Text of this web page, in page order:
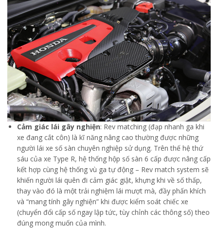
Cảm giác lái gây nghiện: Rev matching (đạp nhanh ga khi
xe đang cắt côn) là kĩ năng nâng cao thường được những
người lái xe số sàn chuyên nghiệp sử dụng. Trên thế hệ thứ
sáu của xe Type R, hệ thống hộp số sàn 6 cấp được nâng cấp
kết hợp cùng hệ thống vù ga tự động – Rev match system sẽ
khiến người lái quên đi cảm giác giật, khựng khi về số thấp,
thay vào đó là một trải nghiệm lái mượt mà, đầy phấn khích
và “mang tính gây nghiện” khi được kiểm soát chiếc xe
(chuyển đổi cấp số ngay lập tức, tùy chỉnh các thông số) theo
đúng mong muốn của mình.